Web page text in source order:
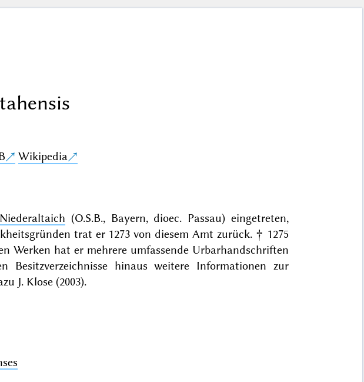
Wikipedia
Niederaltaich (O.S.B., Bayern, dioec. Passau) eingetreten,
trat er 1273 von diesem Amt zurück. † 1275
Werken hat er mehrere umfassende Urbarhandschriften
Besitzverzeichnisse hinaus weitere Informationen zur
J. Klose (2003).